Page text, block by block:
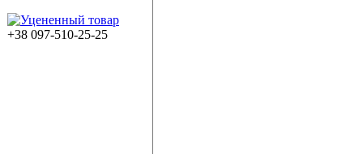
+38 097-510-25-25